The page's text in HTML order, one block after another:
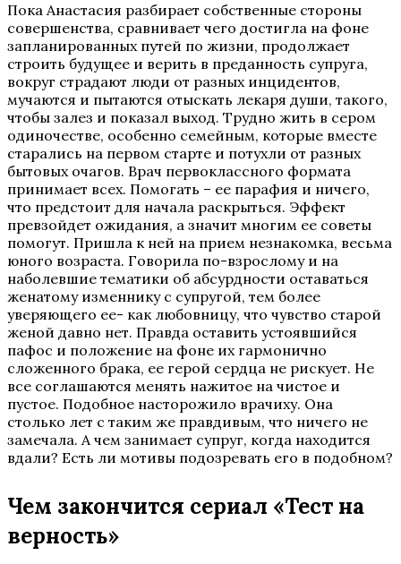
Пока Анастасия разбирает собственные стороны
совершенства, сравнивает чего достигла на фоне
запланированных путей по жизни, продолжает
строить будущее и верить в преданность супруга,
вокруг страдают люди от разных инцидентов,
мучаются и пытаются отыскать лекаря души, такого,
чтобы залез и показал выход. Трудно жить в сером
одиночестве, особенно семейным, которые вместе
старались на первом старте и потухли от разных
бытовых очагов. Врач первоклассного формата
принимает всех. Помогать – ее парафия и ничего,
что предстоит для начала раскрыться. Эффект
превзойдет ожидания, а значит многим ее советы
помогут. Пришла к ней на прием незнакомка, весьма
юного возраста. Говорила по-взрослому и на
наболевшие тематики об абсурдности оставаться
женатому изменнику с супругой, тем более
уверяющего ее- как любовницу, что чувство старой
женой давно нет. Правда оставить устоявшийся
пафос и положение на фоне их гармонично
сложенного брака, ее герой сердца не рискует. Не
все соглашаются менять нажитое на чистое и
пустое. Подобное насторожило врачиху. Она
столько лет с таким же правдивым, что ничего не
замечала. А чем занимает супруг, когда находится
вдали? Есть ли мотивы подозревать его в подобном?
Чем закончится сериал «Тест на
верность»